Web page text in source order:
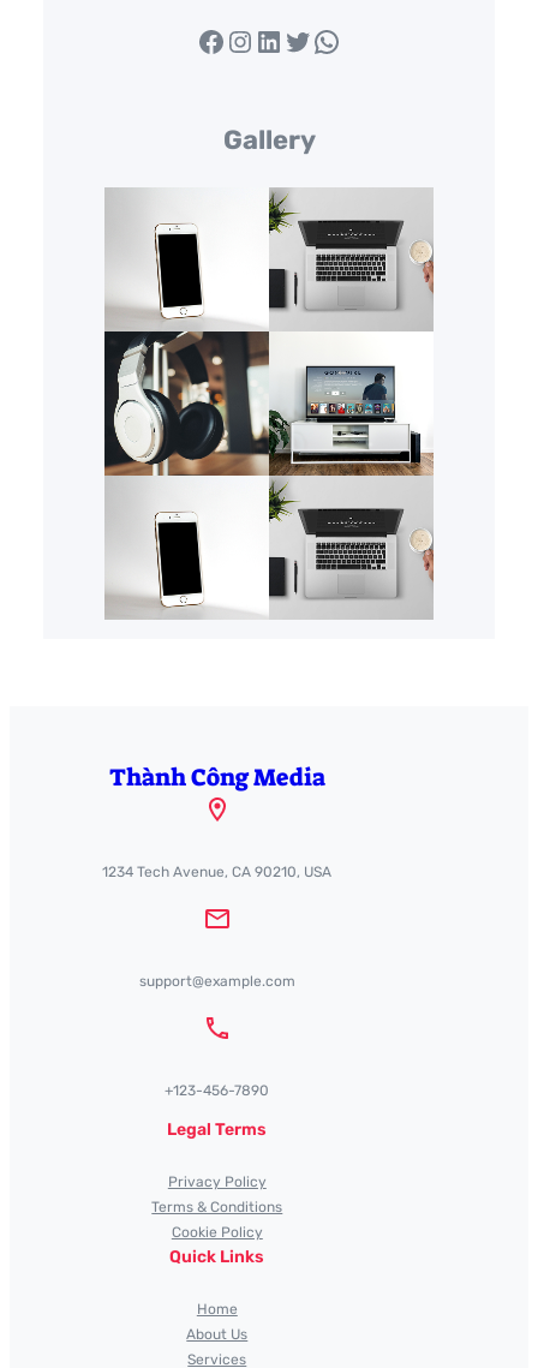
Facebook Instagram LinkedIn Twitter WhatsApp
Gallery
Thành Công Media
1234 Tech Avenue, CA 90210, USA
support@example.com
+123-456-7890
Legal Terms
Privacy Policy
Terms & Conditions
Cookie Policy
Quick Links
Home
About Us
Services